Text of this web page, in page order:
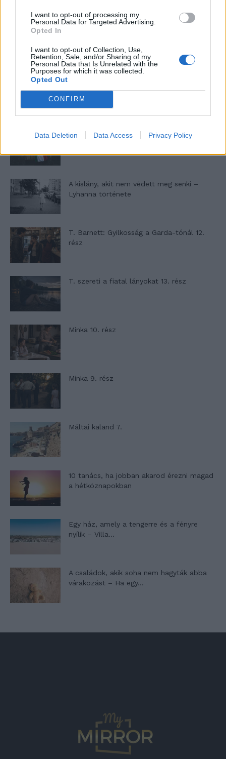
I want to opt-out of processing my
Personal Data for Targeted Advertising.
Opted In
I want to opt-out of Collection, Use,
Retention, Sale, and/or Sharing of my
Personal Data that Is Unrelated with the
Purposes for which it was collected.
Opted Out
CONFIRM
Data Deletion Data Access Privacy Policy
kihívásaihoz?
Altatógázos rablások Olaszországban
A kislány, akit nem védett meg senki –
Lyhanna története
T. Barnett: Gyilkosság a Garda-tónál 12.
rész
T. szereti a fiatal lányokat 13. rész
Minka 10. rész
Minka 9. rész
Máltai kaland 7.
10 tanács, ha jobban akarod érezni magad
a hétköznapokban
Egy ház, amely a tengerre és a fényre
nyílik – Villa...
A családok, akik soha nem hagyták abba
várakozást – Ha egy...